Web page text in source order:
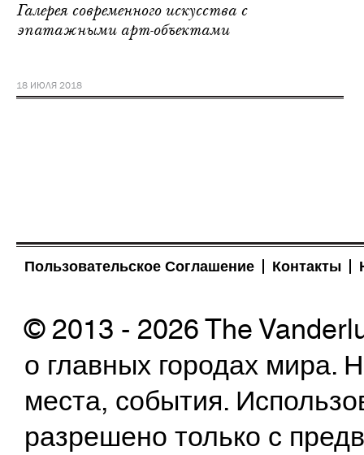
Галерея современного искусства с
эпатажными арт-объектами
18 ИЮЛЯ 2018
Пользовательское Соглашение Контакты
© 2013 - 2026 The
о главных городах
места, события.
разрешено только с